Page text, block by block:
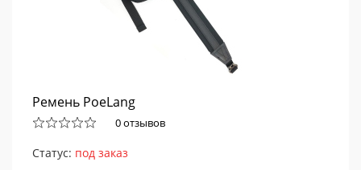
Ремень PoeLang
0 отзывов
Статус: под заказ